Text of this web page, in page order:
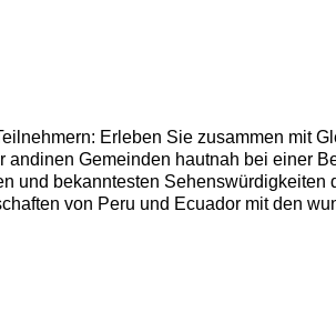
Erleben Sie zusammen mit
andinen Gemeinden hautnah bei einer
und bekanntesten
von Peru und Ecuador mit den